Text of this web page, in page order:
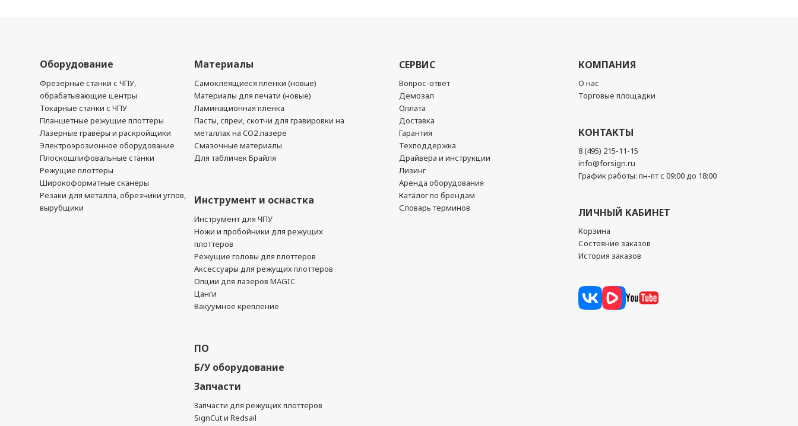
Оборудование
Фрезерные станки с ЧПУ,
обрабатывающие центры
Токарные станки с ЧПУ
Планшетные режущие плоттеры
Лазерные гравёры и раскройщики
Электроэрозионное оборудование
Плоскошлифовальные станки
Режущие плоттеры
Широкоформатные сканеры
Резаки для металла, обрезчики углов,
вырубщики
Материалы
Самоклеящиеся пленки (новые)
Материалы для печати (новые)
Ламинационная пленка
Пасты, спреи, скотчи для гравировки на
металлах на CO2 лазере
Смазочные материалы
Для табличек Брайля
Инструмент и оснастка
Инструмент для ЧПУ
Ножи и пробойники для режущих
плоттеров
Режущие головы для плоттеров
Аксессуары для режущих плоттеров
Опции для лазеров MAGIC
Цанги
Вакуумное крепление
ПО
Б/У оборудование
Запчасти
Запчасти для режущих плоттеров
SignCut и Redsail
СЕРВИС
Вопрос-ответ
Демозал
Оплата
Доставка
Гарантия
Техподдержка
Драйвера и инструкции
Лизинг
Аренда оборудования
Каталог по брендам
Словарь терминов
КОМПАНИЯ
О нас
Торговые площадки
КОНТАКТЫ
8 (495) 215-11-15
info@forsign.ru
График работы: пн-пт с 09:00 до 18:00
ЛИЧНЫЙ КАБИНЕТ
Корзина
Состояние заказов
История заказов